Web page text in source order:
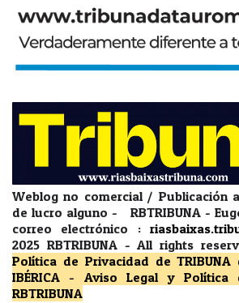
Weblog no comercial / Publicación
de lucro alguno - RBTRIBUNA -
correo electrónico :
2025 RBTRIBUNA -All rights
Política de Privacidad de TRIBUNA
IBÉRICA - Aviso Legal y Política
RBTRIBUNA